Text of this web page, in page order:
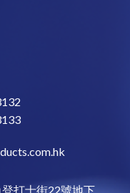
打士街22號地下